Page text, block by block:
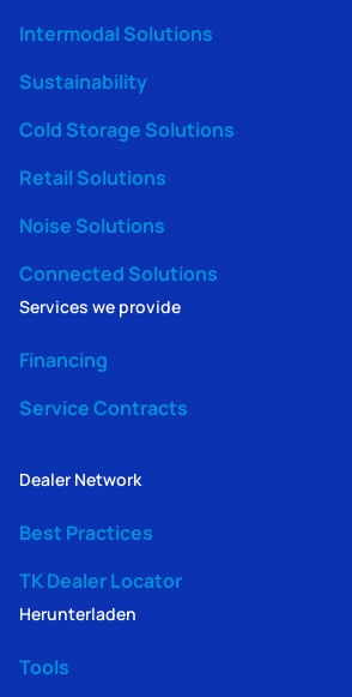
Intermodal Solutions
Sustainability
Cold Storage Solutions
Retail Solutions
Noise Solutions
Connected Solutions
Services we provide
Financing
Service Contracts
Dealer Network
Best Practices
TK Dealer Locator
Herunterladen
Tools